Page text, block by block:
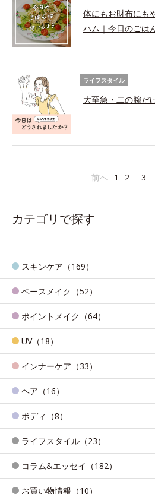
体にもお財布にも
ハム｜今日のごは
ライフスタイル
大至急・二の腕だ
前へ 1 2 3
カテゴリで探す
スキンケア（169）
ベースメイク（52）
ポイントメイク（64）
UV（18）
インナーケア（33）
ヘア（16）
ボディ（8）
ライフスタイル（23）
コラム&エッセイ（182）
お買い物情報（10）